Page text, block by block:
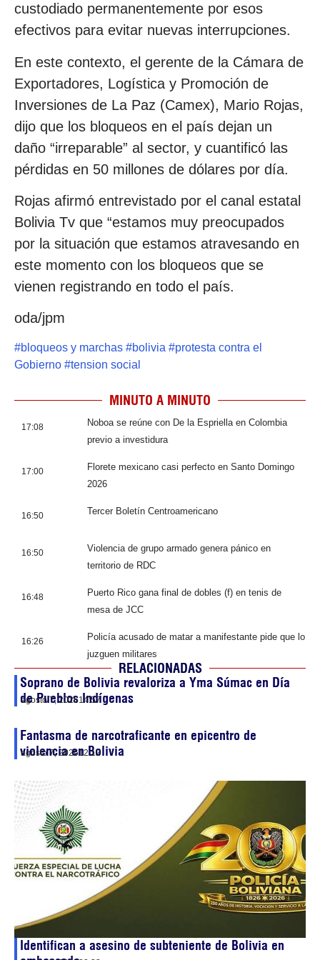
custodiado permanentemente por esos
efectivos para evitar nuevas interrupciones.
En este contexto, el gerente de la Cámara de
Exportadores, Logística y Promoción de
Inversiones de La Paz (Camex), Mario Rojas,
dijo que los bloqueos en el país dejan un
daño “irreparable” al sector, y cuantificó las
pérdidas en 50 millones de dólares por día.
Rojas afirmó entrevistado por el canal estatal
Bolivia Tv que “estamos muy preocupados
por la situación que estamos atravesando en
este momento con los bloqueos que se
vienen registrando en todo el país.
oda/jpm
#bloqueos y marchas #bolivia #protesta contra el
Gobierno #tension social
MINUTO A MINUTO
17:08
Noboa se reúne con De la Espriella en Colombia
previo a investidura
17:00
Florete mexicano casi perfecto en Santo Domingo
2026
16:50 Tercer Boletín Centroamericano
16:50
Violencia de grupo armado genera pánico en
territorio de RDC
16:48
Puerto Rico gana final de dobles (f) en tenis de
mesa de JCC
16:26
Policía acusado de matar a manifestante pide que lo
juzguen militares
RELACIONADAS
Soprano de Bolivia revaloriza a Yma Súmac en Día
de Pueblos Indígenas
agosto 7, 202614:57
Fantasma de narcotraficante en epicentro de
violencia en Bolivia
agosto 7, 202612:12
Identifican a asesino de subteniente de Bolivia en